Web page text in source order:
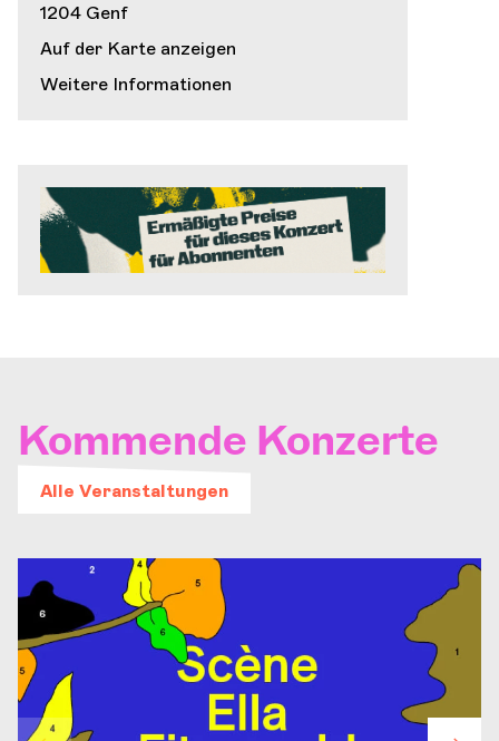
1204 Genf
Auf der Karte anzeigen
Weitere Informationen
Kommende Konzerte
Alle Veranstaltungen